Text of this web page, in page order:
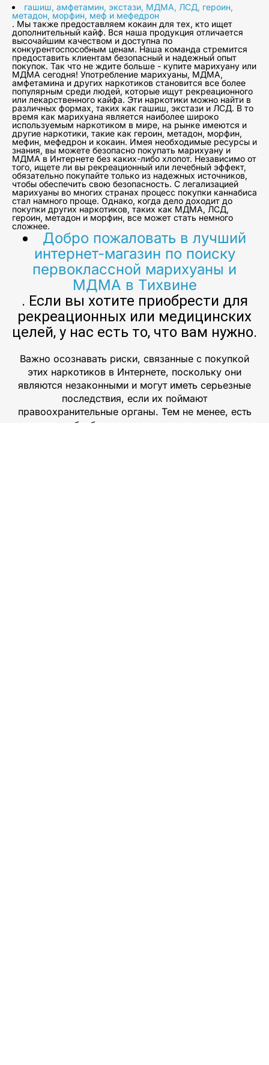
гашиш, амфетамин, экстази, МДМА, ЛСД, героин,
метадон, морфин, меф и мефедрон
. Мы также предоставляем кокаин для тех, кто ищет
дополнительный кайф. Вся наша продукция отличается
высочайшим качеством и доступна по
конкурентоспособным ценам. Наша команда стремится
предоставить клиентам безопасный и надежный опыт
покупок. Так что не ждите больше - купите марихуану или
МДМА сегодня! Употребление марихуаны, МДМА,
амфетамина и других наркотиков становится все более
популярным среди людей, которые ищут рекреационного
или лекарственного кайфа. Эти наркотики можно найти в
различных формах, таких как гашиш, экстази и ЛСД. В то
время как марихуана является наиболее широко
используемым наркотиком в мире, на рынке имеются и
другие наркотики, такие как героин, метадон, морфин,
мефин, мефедрон и кокаин. Имея необходимые ресурсы и
знания, вы можете безопасно покупать марихуану и
МДМА в Интернете без каких-либо хлопот. Независимо от
того, ищете ли вы рекреационный или лечебный эффект,
обязательно покупайте только из надежных источников,
чтобы обеспечить свою безопасность. С легализацией
марихуаны во многих странах процесс покупки каннабиса
стал намного проще. Однако, когда дело доходит до
покупки других наркотиков, таких как МДМА, ЛСД,
героин, метадон и морфин, все может стать немного
сложнее.
Добро пожаловать в лучший
интернет-магазин по поиску
первоклассной марихуаны и
МДМА в Тихвине
. Если вы хотите приобрести для
рекреационных или медицинских
целей, у нас есть то, что вам нужно.
Важно осознавать риски, связанные с покупкой
этих наркотиков в Интернете, поскольку они
являются незаконными и могут иметь серьезные
последствия, если их поймают
правоохранительные органы. Тем не менее, есть
еще способы безопасно и надежно купить эти